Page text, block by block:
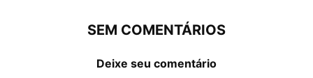
SEM COMENTÁRIOS
Deixe seu comentário